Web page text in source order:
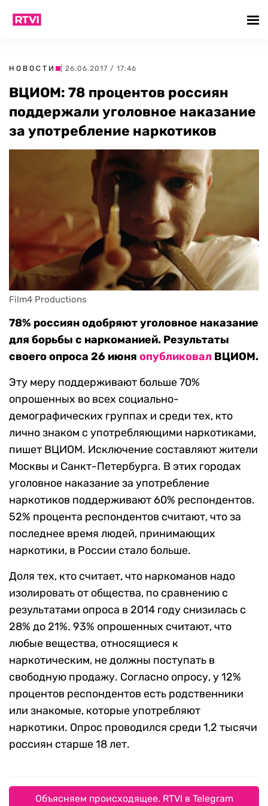
НОВОСТИ | 26.06.2017 / 17:46
ВЦИОМ: 78 процентов россиян
поддержали уголовное наказание
за употребление наркотиков
Film4 Productions
78% россиян одобряют уголовное наказание
для борьбы с наркоманией. Результаты
своего опроса 26 июня опубликовал ВЦИОМ.
Эту меру поддерживают больше 70%
опрошенных во всех социально-
демографических группах и среди тех, кто
лично знаком с употребляющими наркотиками,
пишет ВЦИОМ. Исключение составляют жители
Москвы и Санкт-Петербурга. В этих городах
уголовное наказание за употребление
наркотиков поддерживают 60% респондентов.
52% процента респондентов считают, что за
последнее время людей, принимающих
наркотики, в России стало больше.
Доля тех, кто считает, что наркоманов надо
изолировать от общества, по сравнению с
результатами опроса в 2014 году снизилась с
28% до 21%. 93% опрошенных считают, что
любые вещества, относящиеся к
наркотическим, не должны поступать в
свободную продажу. Согласно опросу, у 12%
процентов респондентов есть родственники
или знакомые, которые употребляют
наркотики. Опрос проводился среди 1,2 тысячи
россиян старше 18 лет.
Объясняем происходящее. RTVI в Telegram